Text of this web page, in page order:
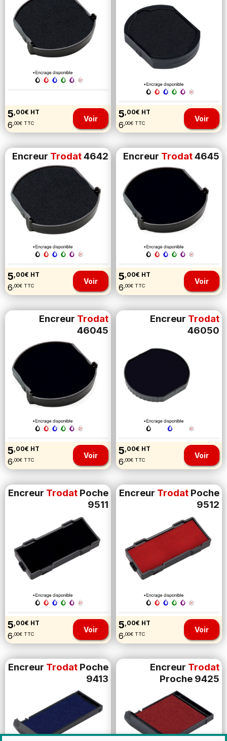
5 ,00€ HT
6 ,00€ TTC Voir 5 ,00€ HT
6 ,00€ TTC Voir
Encreur Trodat4642
5 ,00€ HT
6 ,00€ TTC Voir
Encreur Trodat4645
5 ,00€ HT
6 ,00€ TTC Voir
Encreur Trodat
46045
5 ,00€ HT
6 ,00€ TTC Voir
Encreur Trodat
46050
5 ,00€ HT
6 ,00€ TTC Voir
Encreur Trodat Poche
9511
5 ,00€ HT
6 ,00€ TTC Voir
Encreur Trodat Poche
9512
5 ,00€ HT
6 ,00€ TTC Voir
Encreur Trodat Poche
9413
Encreur Trodat
Proche 9425